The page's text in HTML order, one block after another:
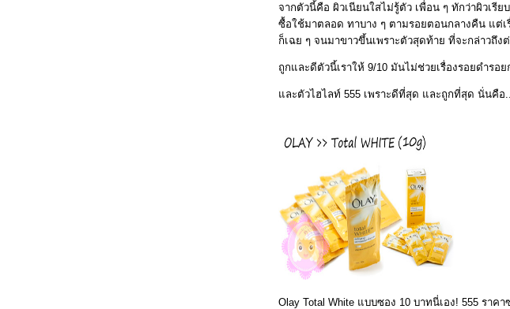
จากตัวนี้คือ ผิวเนียนใสไม่รู้ตัว เพื่อน ๆ ทักว่าผิวเรี
ซื้อใช้มาตลอด ทาบาง ๆ ตามรอยตอนกลางคืน แต่เ
ก็เฉย ๆ จนมาขาวขึ้นเพราะตัวสุดท้าย ที่จะกล่าวถึง
ถูกและดีตัวนี้เราให้ 9/10 มันไม่ช่วยเรื่องรอยดำรอย
ละตัวไฮไลท์ 555 เพราะดีที่สุด และถูกที่สุด นั่นคือ
Olay Total White แบบซอง 10 บาทนี่เอง! 555 รา